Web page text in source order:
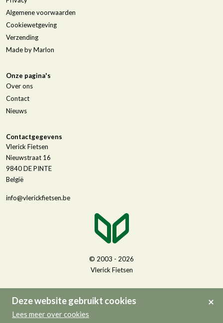
Deze website gebruikt cookies
Lees meer over cookies
Algemene voorwaarden
Cookiewetgeving
Verzending
Made by Marlon
Onze pagina's
Over ons
Contact
Nieuws
Contactgegevens
Vlerick Fietsen
Nieuwstraat 16
9840DE PINTE
België
info@vlerickfietsen.be
© 2003 - 2026
Vlerick Fietsen